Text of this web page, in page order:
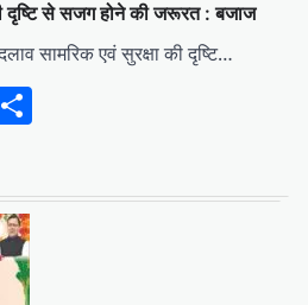
दृष्टि से सजग होने की जरूरत : बजाज
सामरिक एवं सुरक्षा की दृष्टि…